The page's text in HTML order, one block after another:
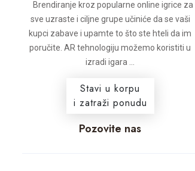
Brendiranje kroz popularne online igrice za
sve uzraste i ciljne grupe učiniće da se vaši
kupci zabave i upamte to što ste hteli da im
poručite. AR tehnologiju možemo koristiti u
izradi igara ...
Stavi u korpu
i zatraži ponudu
Pozovite nas